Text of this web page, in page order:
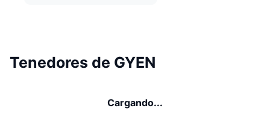
Tenedores de GYEN
Cargando...